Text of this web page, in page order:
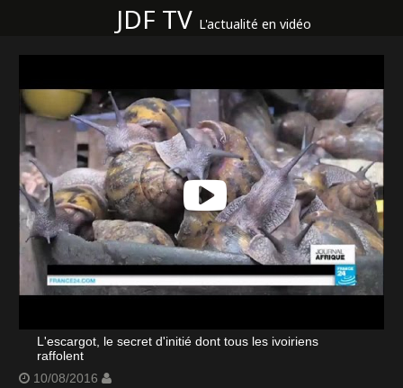
JDF TV L'actualité en vidéo
L'escargot, le secret d'initié dont tous les ivoiriens
raffolent
10/08/2016